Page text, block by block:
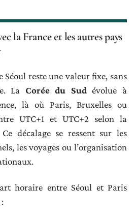
la France et les autres pays
Séoul reste une valeur fixe, sans
La Corée du Sudévolue à
là où Paris, Bruxelles ou
UTC+1 et UTC+2 selon la
décalage se ressent sur les
les voyages ou l’organisation
horaire entre Séoul et Paris